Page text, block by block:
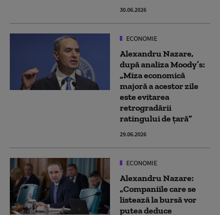
30.06.2026
ECONOMIE
Alexandru Nazare,
după analiza Moody’s:
„Miza economică
majoră a acestor zile
este evitarea
retrogradării
ratingului de ţară”
29.06.2026
ECONOMIE
Alexandru Nazare:
„Companiile care se
listează la bursă vor
putea deduce